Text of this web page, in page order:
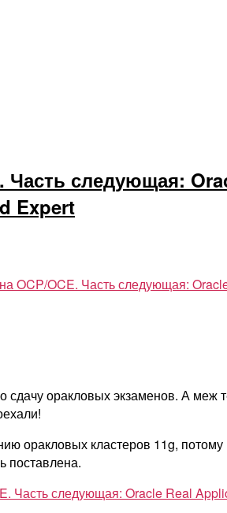
Часть следующая:
Expert
OCP/OCE. Часть следующая:
сдачу оракловых экзаменов. А
оракловых кластеров 11g,
поставлена.
Часть следующая: Oracle Real